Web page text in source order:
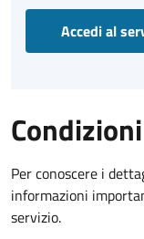
Accedi al
Per conoscere i
informazioni
servizio.